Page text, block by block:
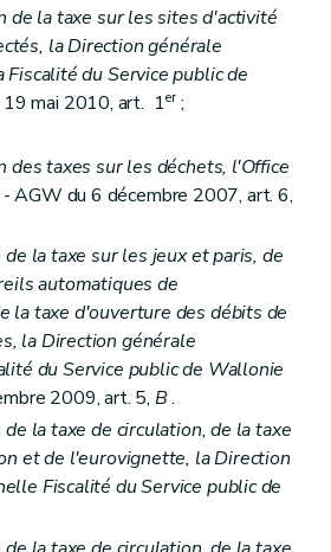
de la taxe sur les sites d'activité
la Direction générale
du Service public de
mai 2010, art. 1er;
des taxes sur les déchets, l'Office
- AGW du 6 décembre 2007, art. 6,
la taxe sur les jeux et paris, de
automatiques de
la taxe d'ouverture des débits de
la Direction générale
du Service public de Wallonie
2009, art. 5, B.
la taxe de circulation, de la taxe
et de l'eurovignette, la Direction
Fiscalité du Service public de